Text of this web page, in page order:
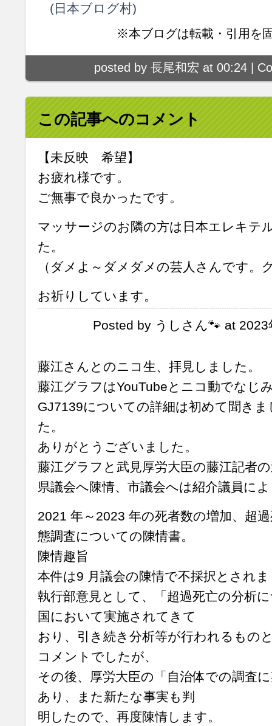
(日本ブログ村)
※本ブログは転載・引用を
posted by 長尾和宏 at 00:24 |
この記事へのコメント
【未反映 希望】
お疲れ様です。
ご無事で良かったです。
マッサージのお隣の方は日本エレキテ
た。
（ダメよ～ダメダメの芸人さんです。
お祈りしています。
Posted by うしさん🐾 at
藤江さんとのニコ生、拝見しました。
藤江グラフはYouTubeとニコ動でなじ
GJ7139についての詳細は初めて聞き
た。
ありがとうございました。
藤江グラフと武見厚労大臣の藤江記者
県議会へ陳情、市議会へは紹介議員に
2021 年～2023 年の死者数の増加、超
態調査についての陳情書。
陳情趣旨
本件は9 月議会の陳情で不採択とされ
執行部意見として、「超過死亡の分析
国において実施されてきて
おり、引き続き分析等が行われるもの
コメントでしたが、
その後、厚労大臣の「自治体での調査
あり、また新たな事実も判
明したので、再度陳情します。